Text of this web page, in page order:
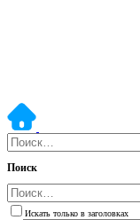
Поиск
Искать только в заголовках